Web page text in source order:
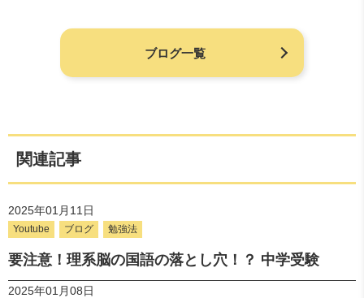
ブログ一覧
関連記事
2025年01月11日
Youtube ブログ 勉強法
要注意！理系脳の国語の落とし穴！？ 中学受験
2025年01月08日